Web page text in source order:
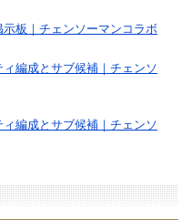
示板｜チェンソーマンコラボ
編成とサブ候補｜チェンソ
編成とサブ候補｜チェンソ